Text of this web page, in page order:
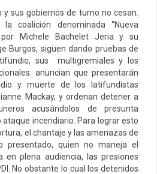
y sus gobiernos de turno no cesan.
coalición denominada “Nueva
por Michele Bachelet Jeria y su
Burgos, siguen dando pruebas de
sus multigremiales y los
anuncian que presentarán
y muerte de los latifundistas
Mackay, y ordenan detener a
acusándolos de presunta
incendiario. Para lograr esto
el chantaje y las amenazas de
presentado, quien no maneja el
en plena audiencia, las presiones
No obstante lo cual los detenidos